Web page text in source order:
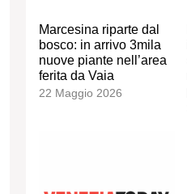
Marcesina riparte dal
bosco: in arrivo 3mila
nuove piante nell’area
ferita da Vaia
22 Maggio 2026